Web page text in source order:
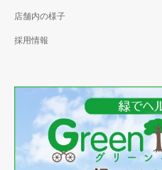
店舗内の様子
採用情報